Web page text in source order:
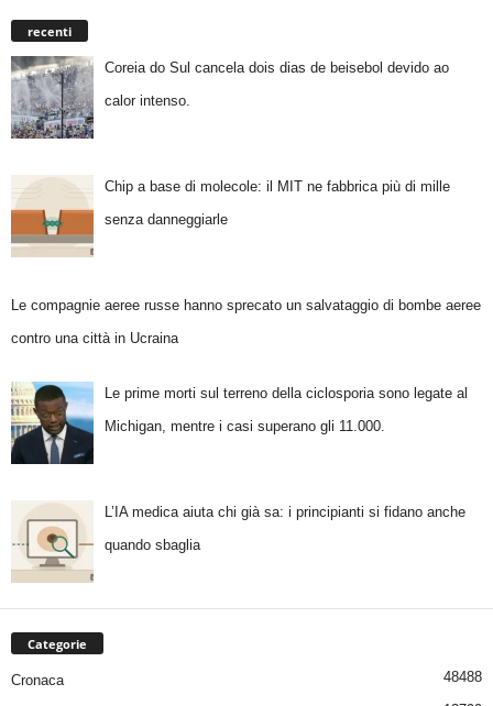
recenti
Coreia do Sul cancela dois dias de beisebol devido ao
calor intenso.
Chip a base di molecole: il MIT ne fabbrica più di mille
senza danneggiarle
Le compagnie aeree russe hanno sprecato un salvataggio di bombe aeree
contro una città in Ucraina
Le prime morti sul terreno della ciclosporia sono legate al
Michigan, mentre i casi superano gli 11.000.
L’IA medica aiuta chi già sa: i principianti si fidano anche
quando sbaglia
Categorie
Cronaca 48488